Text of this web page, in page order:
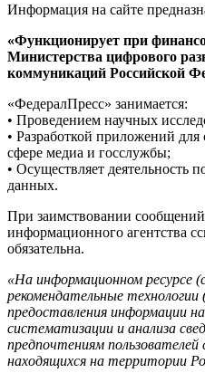
Информация на сайте
«Функционирует при
Министерства цифрового
коммуникаций Российской
«ФедералПресс» занимается:
• Проведением научных
• Разработкой приложений для
сфере медиа и госслужбы;
• Осуществляет деятельность
данных.
При заимствовании
информационного агентства
обязательна.
«На информационном ресурсе
рекомендательные
предоставления информации на
систематизации и анализа
предпочтениям
находящихся на территории